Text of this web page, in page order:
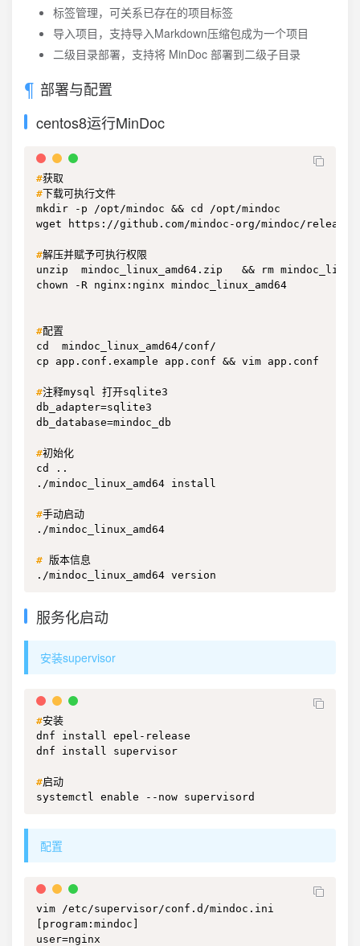
标签管理，可关系已存在的项目标签
导入项目，支持导入Markdown压缩包成为一个项目
二级目录部署，支持将 MinDoc 部署到二级子目录
部署与配置
centos8运行MinDoc
#获取
#下载可执行文件
mkdir -p /opt/mindoc && cd /opt/mindoc
wget https://github.com/mindoc-org/mindoc/
#解压并赋予可执行权限
unzip  mindoc_linux_amd64.zip   && rm
chown -R nginx:nginx mindoc_linux_amd64
#配置
cd  mindoc_linux_amd64/conf/
cp app.conf.example app.conf && vim app.conf
#注释mysql 打开sqlite3
db_adapter=sqlite3
db_database=mindoc_db
#初始化
cd ..
./mindoc_linux_amd64 install
#手动启动
./mindoc_linux_amd64
# 版本信息
./mindoc_linux_amd64 version
服务化启动
安装supervisor
#安装
dnf install epel-release
dnf install supervisor
#启动
systemctl enable --now supervisord
配置
vim /etc/supervisor/conf.d/mindoc.ini
[program:mindoc]
user=nginx